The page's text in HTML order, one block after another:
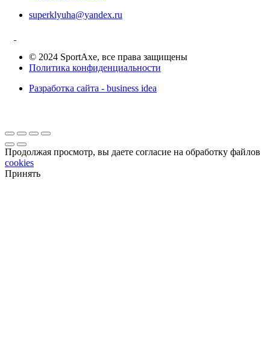
superklyuha@yandex.ru
© 2024 SportAxe, все права защищены
Политика конфиденциальности
Разработка сайта - business idea
Продолжая просмотр, вы даете согласие на обработку файлов
cookies
Принять